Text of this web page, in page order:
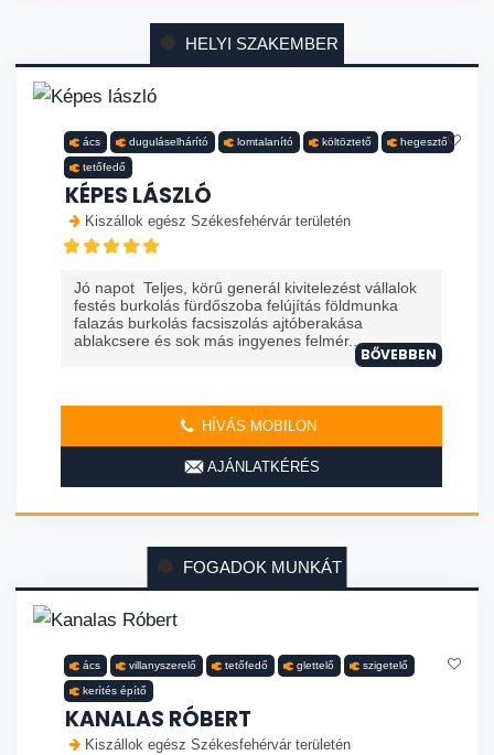
HELYI SZAKEMBER
ács duguláselhárító lomtalanító költöztető hegesztő
tetőfedő
KÉPES LÁSZLÓ
Kiszállok egész Székesfehérvár területén
Jó napot Teljes, körű generál kivitelezést vállalok
festés burkolás fürdőszoba felújítás földmunka
falazás burkolás facsiszolás ajtóberakása
ablakcsere és sok más ingyenes felmér...
BŐVEBBEN
HÍVÁS MOBILON
AJÁNLATKÉRÉS
FOGADOK MUNKÁT
ács villanyszerelő tetőfedő glettelő szigetelő
kerítés építő
KANALAS RÓBERT
Kiszállok egész Székesfehérvár területén